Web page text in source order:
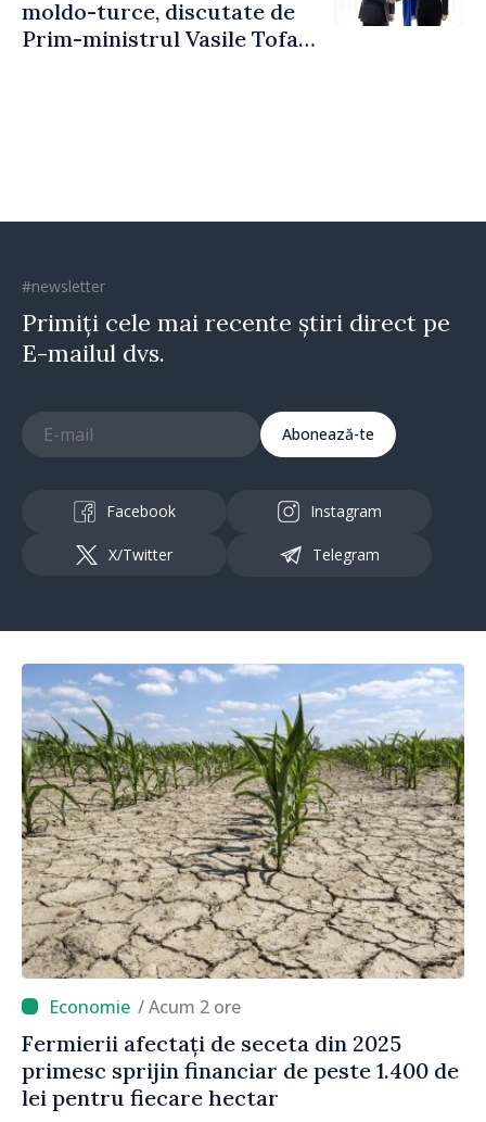
moldo-turce, discutate de
Prim-ministrul Vasile Tofan
#newsletter
Primiți cele mai recente știri direct pe
E-mailul dvs.
Abonează-te
Facebook Instagram
X/Twitter Telegram
/ Acum 2 ore
Fermierii afectați de seceta din 2025
primesc sprijin financiar de peste 1.400 de
lei pentru fiecare hectar